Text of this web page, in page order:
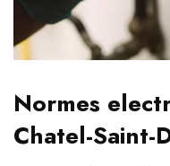
Normes
Chatel-Saint-